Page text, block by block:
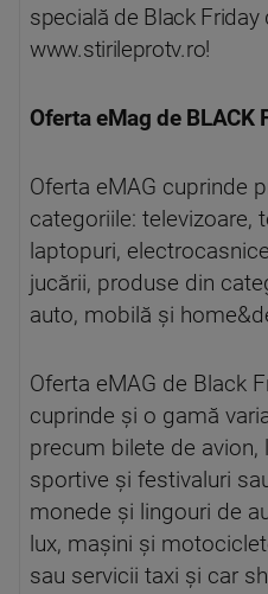
specială de Black Friday
www.stirileprotv.ro!
Oferta eMag de BLACK
Oferta eMAG cuprinde
categoriile: televizoare,
laptopuri,
jucării, produse din
auto, mobilă și
Oferta eMAG de Black
cuprinde și o gamă
precum bilete de avion,
sportive și festivaluri
monede și lingouri de
lux, mașini și
sau servicii taxi și car